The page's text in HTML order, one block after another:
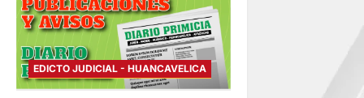
EDICTO JUDICIAL - HUANCAVELICA